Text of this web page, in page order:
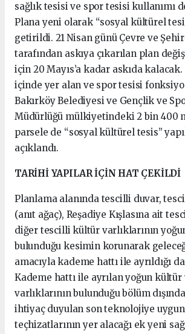
sağlık tesisi ve spor tesisi kullanımı
Plana yeni olarak “sosyal kültürel
getirildi. 21 Nisan günü Çevre ve
tarafından askıya çıkarılan plan
için 20 Mayıs’a kadar askıda
içinde yer alan ve spor tesisi
Bakırköy Belediyesi ve Gençlik ve
Müdürlüğü mülkiyetindeki 2 bin 400
parsele de “sosyal kültürel tesis”
açıklandı.
TARİHİ YAPILAR İÇİN HAT ÇEKİLDİ
Planlama alanında tescilli duvar,
(anıt ağaç), Reşadiye Kışlasına ait
diğer tescilli kültür varlıklarının
bulunduğu kesimin korunarak
amacıyla kademe hattı ile ayrıldığı
Kademe hattı ile ayrılan yoğun kültür
varlıklarının bulunduğu bölüm
ihtiyaç duyulan son teknolojiye uygun
teçhizatlarının yer alacağı ek yeni